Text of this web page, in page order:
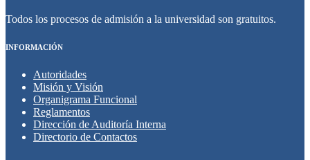
Todos los procesos de admisión a la universidad son gratuitos.
INFORMACIÓN
Autoridades
Misión y Visión
Organigrama Funcional
Reglamentos
Dirección de Auditoría Interna
Directorio de Contactos